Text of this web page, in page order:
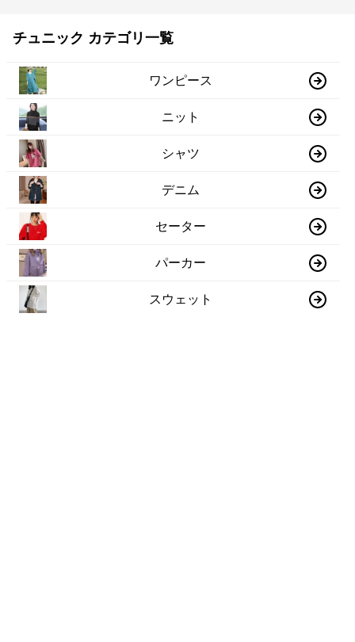
チュニック カテゴリ一覧
ワンピース
ニット
シャツ
デニム
セーター
パーカー
スウェット